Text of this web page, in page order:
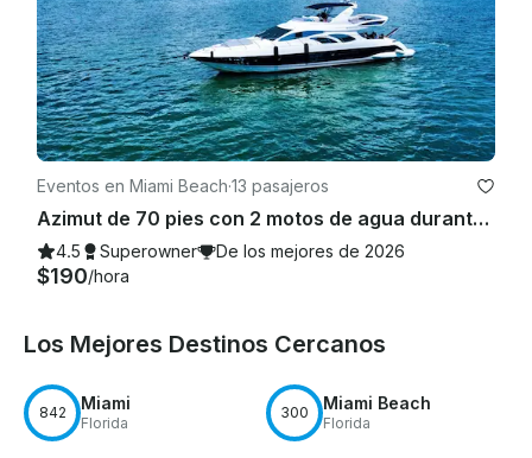
Eventos en Miami Beach·13 pasajeros
Azimut de 70 pies con 2 motos de agua durante 30 minutos en Miami
4.5 Superowner De los mejores de 2026
$190/hora
Los Mejores Destinos Cercanos
842 Miami
Florida
300 Miami Beach
Florida